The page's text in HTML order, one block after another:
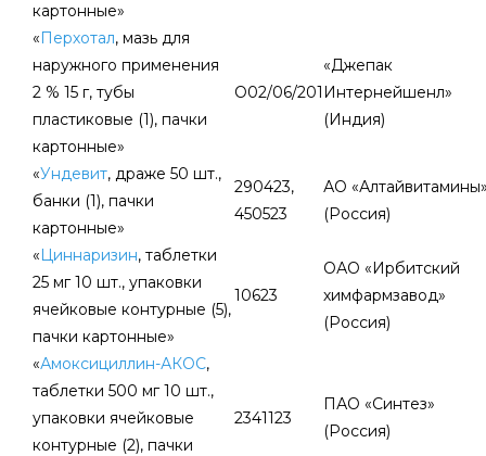
картонные»
«Перхотал, мазь для
наружного применения
2 % 15 г, тубы
пластиковые (1), пачки
картонные»
О02/06/201
«Джепак
Интернейшенл»
(Индия)
«Ундевит, драже 50 шт.,
банки (1), пачки
картонные»
290423,
450523
АО
(Россия)
«Циннаризин, таблетки
25 мг 10 шт., упаковки
ячейковые контурные (5),
пачки картонные»
10623
ОАО «Ирбитский
химфармзавод»
(Россия)
«Амоксициллин-АКОС,
таблетки 500 мг 10 шт.,
упаковки ячейковые
контурные (2), пачки
2341123
ПАО «Синтез»
(Россия)